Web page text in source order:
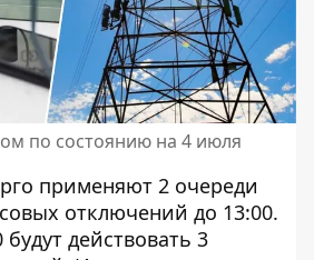
по состоянию на 4 июля
применяют 2 очереди
отключений до 13:00.
действовать 3